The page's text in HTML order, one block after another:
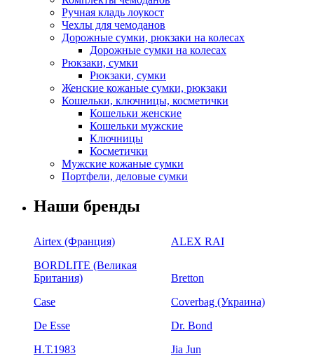
Ручная кладь лоукост
Чехлы для чемоданов
Дорожные сумки, рюкзаки на колесах
Дорожные сумки на колесах
Рюкзаки, сумки
Рюкзаки, сумки
Женские кожаные сумки, рюкзаки
Кошельки, ключницы, косметички
Кошельки женские
Кошельки мужские
Ключницы
Косметички
Мужские кожаные сумки
Портфели, деловые сумки
Наши бренды
Airtex (Франция)
ALEX RAI
BORDLITE (Великая
Британия)
Bretton
Case
Coverbag (Украина)
De Esse
Dr. Bond
H.Т.1983
Jia Jun